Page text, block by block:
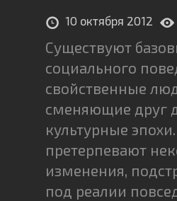
10 октября 2012
Существуют
социального
свойственные
сменяющие друг
культурные
претерпевают
изменения,
под реалии